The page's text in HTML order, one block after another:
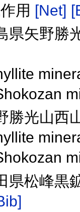
用 [Net]
県矢野勝
勝光山西
県松峰黒